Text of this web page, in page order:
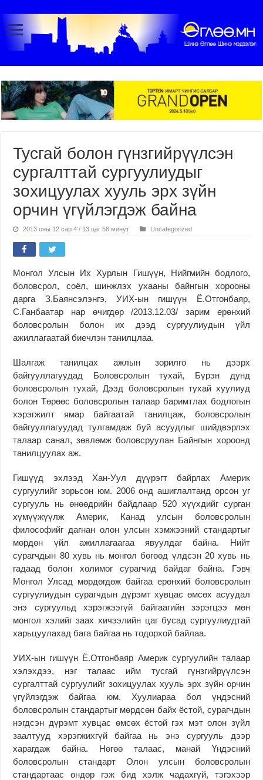
Тусгай болон гүнзгийрүүлсэн
сургалттай сургуулиудыг
зохицуулах хууль эрх зүйн
орчин үгүйлэгдэж байна
2013 оны 12 сар 4 / 13 цаг 58 минут Uncategorized
Монгол Улсын Их Хурлын Гишүүн, Нийгмийн бодлого,
боловсрол, соёл, шинжлэх ухааны байнгын хорооны
дарга З.Баянсэлэнгэ, УИХ-ын гишүүн Ё.Отгонбаяр,
С.Ганбаатар нар өчигдөр /2013.12.03/ зарим ерөнхий
боловсролын болон их дээд сургуулиудын үйл
ажиллагаатай биечлэн танилцлаа.
Шалгаж танилцах ажлын зорилго нь дээрх
байгууллагуудад Боловсролын тухай, Бүрэн дунд
боловсролын тухай, Дээд боловсролын тухай хуулиуд
болон Төрөөс боловсролын талаар баримтлах бодлогын
хэрэгжилт ямар байгаатай танилцаж, боловсролын
байгууллагуудад тулгамдаж буй асуудлыг шийдвэрлэх
талаар санал, зөвлөмж боловсруулан Байнгын хороонд
танилцуулах аж.
Гишүүд эхлээд Хан-Уул дүүрэгт байрлах Америк
сургуулийг зорьсон юм. 2006 онд ашиглалтанд орсон уг
сургууль нь өнөөдрийн байдлаар 520 хүүхдийг сурган
хүмүүжүүлж Америк, Канад улсын боловсролын
философийг дагнан олон улсын хэмжээний стандартыг
мөрдөн үйл ажиллагаагаа явуулдаг байна. Нийт
сурагчдын 80 хувь нь монгол бөгөөд үлдсэн 20 хувь нь
гадаад болон холимог сурагчид байдаг байна. Гэвч
Монгол Улсад мөрдөгдөж байгаа ерөнхий боловсролын
сургуулиудын сурагчдын дүрэмт хувцас өмсөх асуудал
энэ сургуульд хэрэгжээгүй байгаагийн зэрэгцээ мөн
монгол хэлийг заах хичээлийн цаг бусад сургуулиудтай
харьцуулахад бага байгаа нь тодорхой байлаа.
УИХ-ын гишүүн Ё.Отгонбаяр Америк сургуулийн талаар
хэлэхдээ, нэг талаас ийм тусгай гүнзгийрүүлсэн
сургалттай сургуулийг зохицуулах хууль эрх зүйн орчин
үгүйлэгдэж байгаа юм. Хуулиараа бол үндэсний
боловсролын стандартыг мөрдсөн байх ёстой, сурагчдын
нэгдсэн дүрэмт хувцас өмсөх ёстой гэх мэт олон зүйл
заалтууд хэрэгжихгүй байгаа нь энэ сургууль дээр
харагдаж байна. Нөгөө талаас, манай Үндэсний
боловсролын стандарт Олон улсын боловсролын
стандартаас өндөр гэж бид хэлж чадахгүй, тэгэхээр